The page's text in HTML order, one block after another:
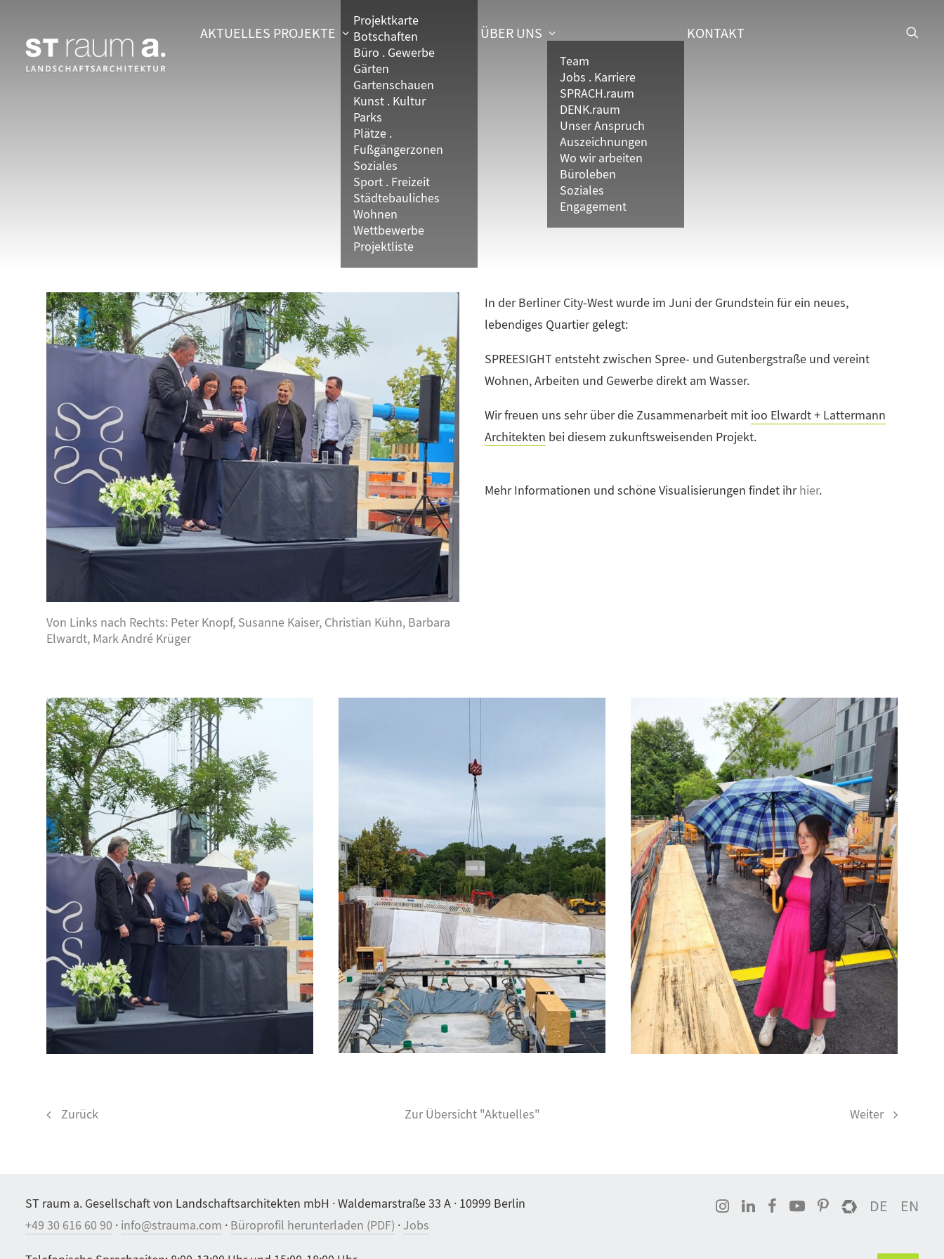
AKTUELLES PROJEKTE
Projektkarte
Botschaften
Büro . Gewerbe
Gärten
Gartenschauen
Kunst . Kultur
Parks
Plätze .
Fußgängerzonen
Soziales
Sport . Freizeit
Städtebauliches
Wohnen
Wettbewerbe
Projektliste
ÜBER UNS
Team
Jobs . Karriere
SPRACH.raum
DENK.raum
Unser Anspruch
Auszeichnungen
Wo wir arbeiten
Büroleben
Soziales
Engagement
KONTAKT
Von Links nach Rechts: Peter Knopf, Susanne Kaiser, Christian Kühn, Barbara
Elwardt, Mark André Krüger
In der Berliner City-West wurde im Juni der Grundstein für ein neues,
lebendiges Quartier gelegt:
SPREESIGHT entsteht zwischen Spree- und Gutenbergstraße und vereint
Wohnen, Arbeiten und Gewerbe direkt am Wasser.
Wir freuen uns sehr über die Zusammenarbeit mit ioo Elwardt + Lattermann
Architekten bei diesem zukunftsweisenden Projekt.
Mehr Informationen und schöne Visualisierungen findet ihrhier.
Zurück Zur Übersicht "Aktuelles" Weiter
ST raum a. Gesellschaft von Landschaftsarchitekten mbH · Waldemarstraße 33 A · 10999 Berlin
+49 30 616 60 90 · info@strauma.com · Büroprofil herunterladen (PDF) · Jobs